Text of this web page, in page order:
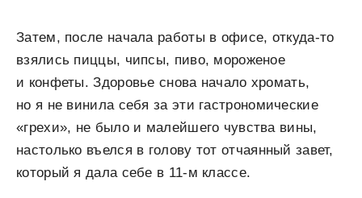
Затем, после начала работы в офисе, откуда-то
взялись пиццы, чипсы, пиво, мороженое
и конфеты. Здоровье снова начало хромать,
но я не винила себя за эти гастрономические
«грехи», не было и малейшего чувства вины,
настолько въелся в голову тот отчаянный завет,
который я дала себе в 11-м классе.